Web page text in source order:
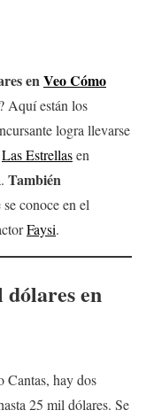
enVeo Cómo
Aquí están los
logra llevarse
Las Estrellasen
También
se conoce en el
Faysi.
dólares en
Cantas, hay dos
25 mil dólares. Se